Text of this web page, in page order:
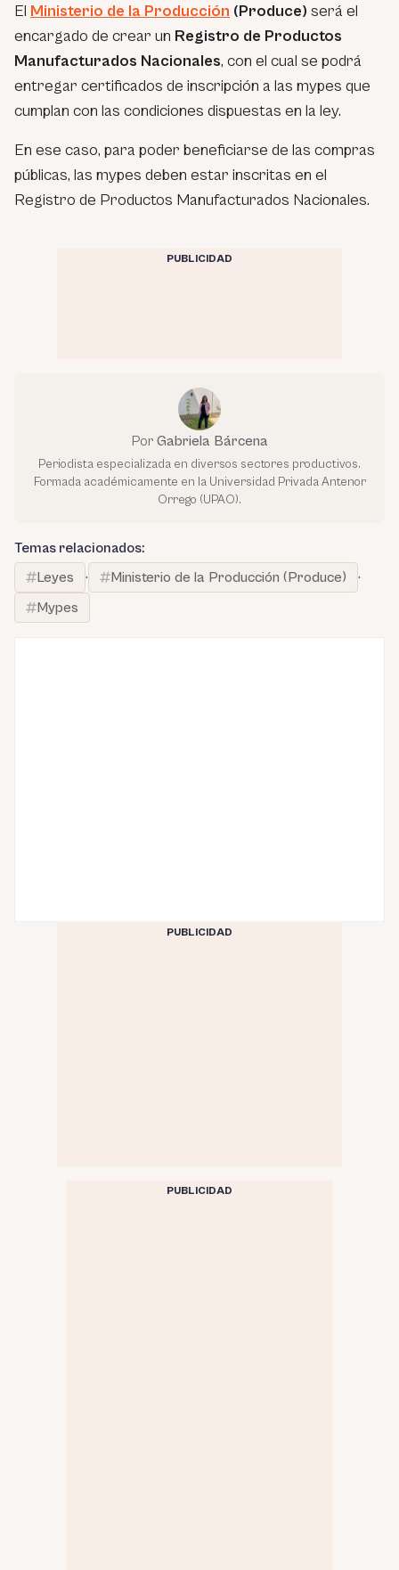
El Ministerio de la Producción (Produce) será el
encargado de crear un Registro de Productos
Manufacturados Nacionales, con el cual se podrá
entregar certificados de inscripción a las mypes que
cumplan con las condiciones dispuestas en la ley.
En ese caso, para poder beneficiarse de las compras
públicas, las mypes deben estar inscritas en el
Registro de Productos Manufacturados Nacionales.
PUBLICIDAD
Por Gabriela Bárcena
Periodista especializada en diversos sectores productivos.
Formada académicamente en la Universidad Privada Antenor
Orrego (UPAO).
Temas relacionados:
Leyes
· Ministerio de la Producción (Produce)
·
Mypes
PUBLICIDAD
PUBLICIDAD